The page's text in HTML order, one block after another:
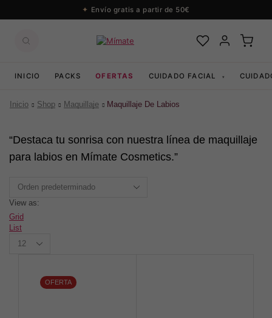
Envío gratis a partir de 50€
INICIO PACKS OFERTAS CUIDADO FACIAL ▾
Inicio Shop Maquillaje Maquillaje De Labios
“Destaca tu sonrisa con nuestra línea de maquillaje
para labios en Mímate Cosmetics.”
View as:
Grid
List
per
OFERTA